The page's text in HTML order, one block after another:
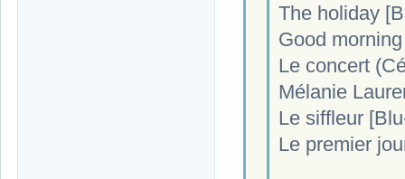
The holiday
Good
Le concert
Mélanie
Le siffleur
Le premier